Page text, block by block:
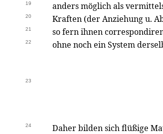
19 anders möglich als
20 Kraften (der Anziehung u.
21 so fern ihnen
22 ohne noch ein System
23
24 Daher bilden sich flüßige